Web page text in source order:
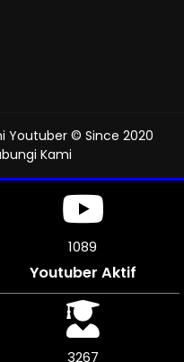
Youtuber © Since 2020
Kami
1202
Youtuber Aktif
3606